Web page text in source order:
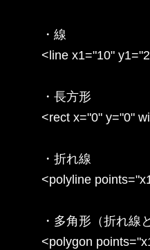
・線
<line x1="10"
・長方形
<rect x="0" y="0"
・折れ線
<polyline
・多角形（折れ線
<polygon